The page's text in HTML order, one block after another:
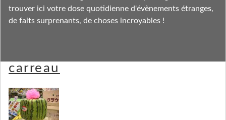
carreau
trouver ici votre dose quotidienne d'évènements étranges,
de faits surprenants, de choses incroyables !